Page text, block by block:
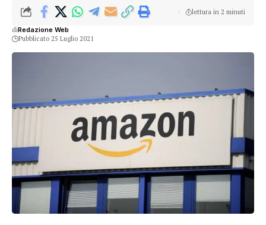
diRedazione Web
Pubblicato 25 Luglio 2021
lettura in 2 minuti